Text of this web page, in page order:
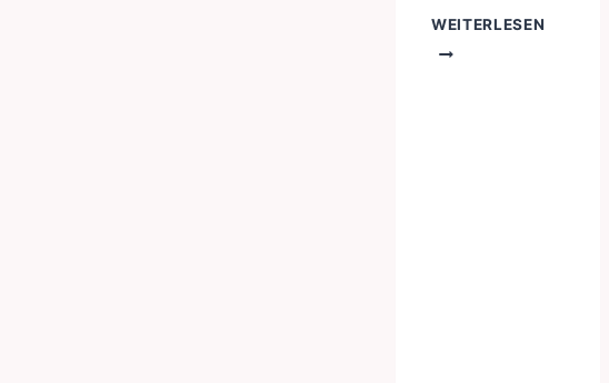
WEITERLESEN